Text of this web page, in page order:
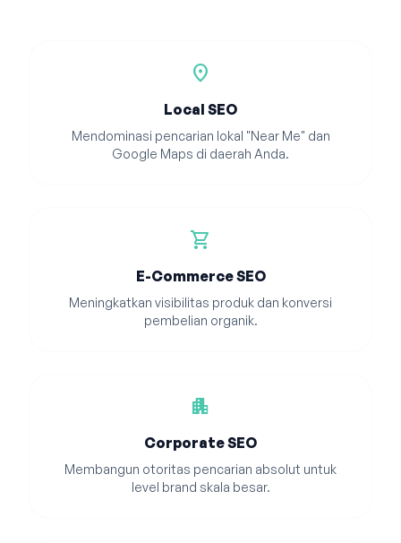
location_on
Local SEO
Mendominasi pencarian lokal "Near Me" dan
Google Maps di daerah Anda.
shopping_cart
E-Commerce SEO
Meningkatkan visibilitas produk dan konversi
pembelian organik.
apartment
Corporate SEO
Membangun otoritas pencarian absolut untuk
level brand skala besar.